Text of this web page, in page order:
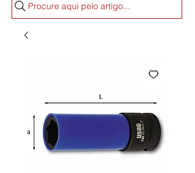
Procure aqui pelo artigo...